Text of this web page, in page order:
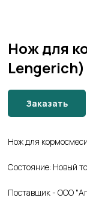
Нож для
Lengerich)
Заказать
Нож для
Состояние: Новый
Поставщик - ООО